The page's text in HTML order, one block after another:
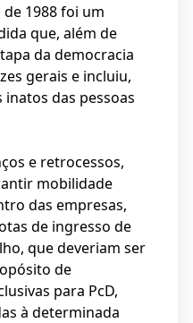
1988 foi um
que, além de
da democracia
gerais e incluiu,
das pessoas
e retrocessos,
mobilidade
das empresas,
de ingresso de
que deveriam ser
de
para PcD,
à determinada